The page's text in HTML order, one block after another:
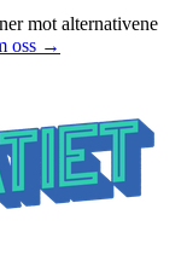
mot alternativene
oss →